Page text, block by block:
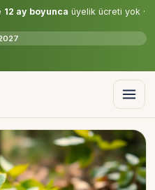
12 ay boyunca üyelik ücreti yok ·